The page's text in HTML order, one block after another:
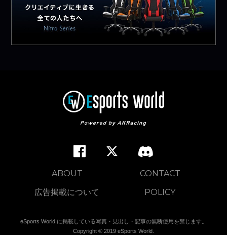
ABOUT
CONTACT
広告掲載について
POLICY
eSports World に掲載している写真・見出し・記事の無断使用を禁じます。
Copyright © 2019 eSports World.